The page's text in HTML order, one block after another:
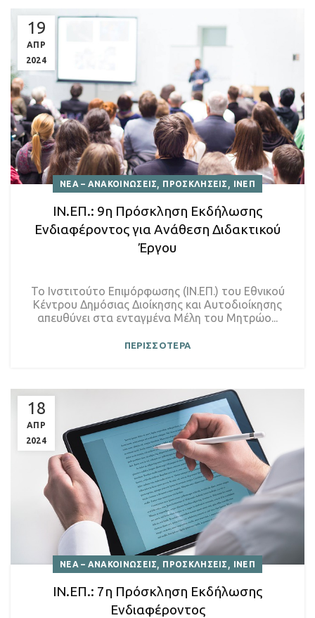
19
ΑΠΡ
2024
ΝΕΑ – ΑΝΑΚΟΙΝΩΣΕΙΣ, ΠΡΟΣΚΛΗΣΕΙΣ , ΙΝΕΠ
ΙΝ.ΕΠ.: 9η Πρόσκληση Εκδήλωσης
Ενδιαφέροντος για Ανάθεση Διδακτικού
Έργου
Το Ινστιτούτο Επιμόρφωσης (ΙΝ.ΕΠ.) του Εθνικού
Κέντρου Δημόσιας Διοίκησης και Αυτοδιοίκησης
απευθύνει στα ενταγμένα Μέλη του Μητρώο...
ΠΕΡΙΣΣΟΤΕΡΑ
18
ΑΠΡ
2024
ΝΕΑ – ΑΝΑΚΟΙΝΩΣΕΙΣ, ΠΡΟΣΚΛΗΣΕΙΣ , ΙΝΕΠ
ΙΝ.ΕΠ.: 7η Πρόσκληση Εκδήλωσης
Ενδιαφέροντος